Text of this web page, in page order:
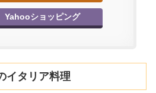
Yahooショッピング
イタリア料理